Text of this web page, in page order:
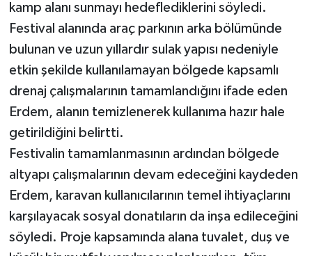
kamp alanı sunmayı hedeflediklerini söyledi.
Festival alanında araç parkının arka bölümünde
bulunan ve uzun yıllardır sulak yapısı nedeniyle
etkin şekilde kullanılamayan bölgede kapsamlı
drenaj çalışmalarının tamamlandığını ifade eden
Erdem, alanın temizlenerek kullanıma hazır hale
getirildiğini belirtti.
Festivalin tamamlanmasının ardından bölgede
altyapı çalışmalarının devam edeceğini kaydeden
Erdem, karavan kullanıcılarının temel ihtiyaçlarını
karşılayacak sosyal donatıların da inşa edileceğini
söyledi. Proje kapsamında alana tuvalet, duş ve